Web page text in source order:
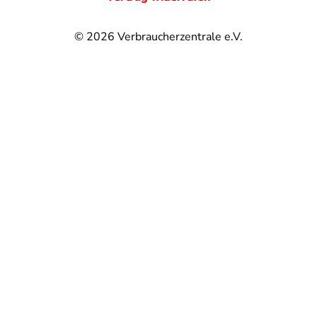
© 2026 Verbraucherzentrale e.V.